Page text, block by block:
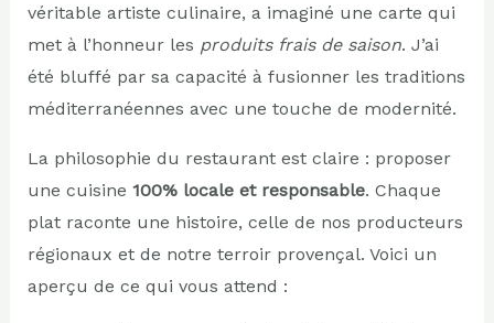
véritable artiste culinaire, a imaginé une carte qui
met à l’honneur les produits frais de saison. J’ai
été bluffé par sa capacité à fusionner les traditions
méditerranéennes avec une touche de modernité.
La philosophie du restaurant est claire : proposer
une cuisine 100% locale et responsable. Chaque
plat raconte une histoire, celle de nos producteurs
régionaux et de notre terroir provençal. Voici un
aperçu de ce qui vous attend :